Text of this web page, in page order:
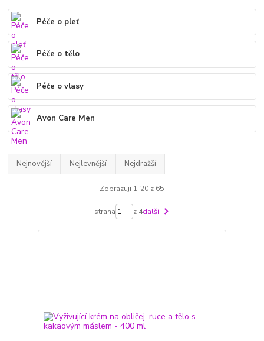
Péče o pleť
Péče o tělo
Péče o vlasy
Avon Care Men
Nejnovější Nejlevnější Nejdražší
Zobrazuji 1-20 z 65
strana z 4další